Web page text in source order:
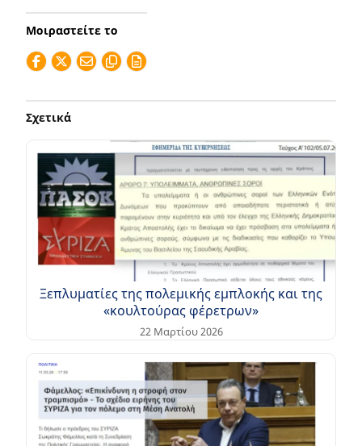
Μοιραστείτε το
Σχετικά
Ξεπλυματίες της πολεμικής εμπλοκής και της
«κουλτούρας φέρετρων»
22 Μαρτίου 2026